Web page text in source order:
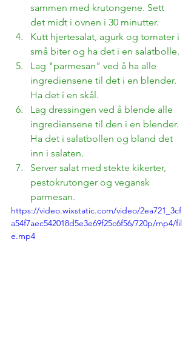
sammen med krutongene. Sett
det midt i ovnen i 30 minutter.
Kutt hjertesalat, agurk og tomater i
små biter og ha det i en salatbolle.
Lag "parmesan" ved å ha alle
ingrediensene til det i en blender.
Ha det i en skål.
Lag dressingen ved å blende alle
ingrediensene til den i en blender.
Ha det i salatbollen og bland det
inn i salaten.
Server salat med stekte kikerter,
pestokrutonger og vegansk
parmesan.
https://video.wixstatic.com/video/2ea721_3cf
a54f7aec542018d5e3e69f25c6f56/720p/mp4/fil
e.mp4